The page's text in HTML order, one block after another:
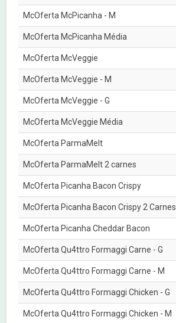
McOferta McPicanha - M
McOferta McPicanha Média
McOferta McVeggie
McOferta McVeggie - M
McOferta McVeggie - G
McOferta McVeggie Média
McOferta ParmaMelt
McOferta ParmaMelt 2 carnes
McOferta Picanha Bacon Crispy
McOferta Picanha Bacon Crispy 2 Carnes
McOferta Picanha Cheddar Bacon
McOferta Qu4ttro Formaggi Carne - G
McOferta Qu4ttro Formaggi Carne - M
McOferta Qu4ttro Formaggi Chicken - G
McOferta Qu4ttro Formaggi Chicken - M